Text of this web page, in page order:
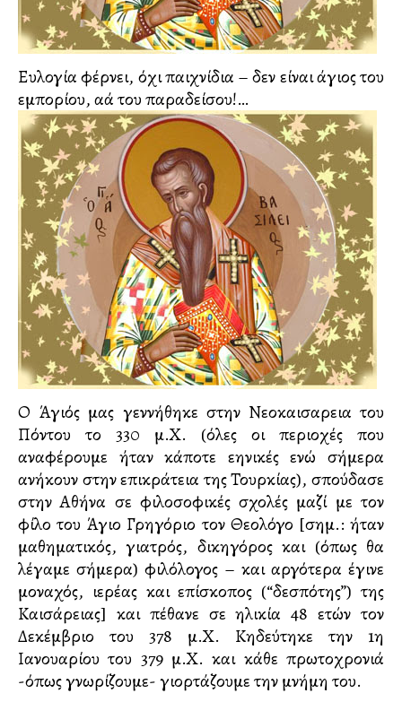
Ευλογία φέρνει, όχι παιχνίδια – δεν είναι άγιος του
εμπορίου, αλλά του παραδείσου!…
Ο Άγιός μας γεννήθηκε στην Νεοκαισαρεια του
Πόντου το 330 μ.Χ. (όλες οι περιοχές που
αναφέρουμε ήταν κάποτε ελληνικές ενώ σήμερα
ανήκουν στην επικράτεια της Τουρκίας), σπούδασε
στην Αθήνα σε φιλοσοφικές σχολές μαζί με τον
φίλο του Άγιο Γρηγόριο τον Θεολόγο [σημ.: ήταν
μαθηματικός, γιατρός, δικηγόρος και (όπως θα
λέγαμε σήμερα) φιλόλογος – και αργότερα έγινε
μοναχός, ιερέας και επίσκοπος (“δεσπότης”) της
Καισάρειας] και πέθανε σε ηλικία 48 ετών τον
Δεκέμβριο του 378 μ.Χ. Κηδεύτηκε την 1η
Ιανουαρίου του 379 μ.Χ. και κάθε πρωτοχρονιά
-όπως γνωρίζουμε- γιορτάζουμε την μνήμη του.